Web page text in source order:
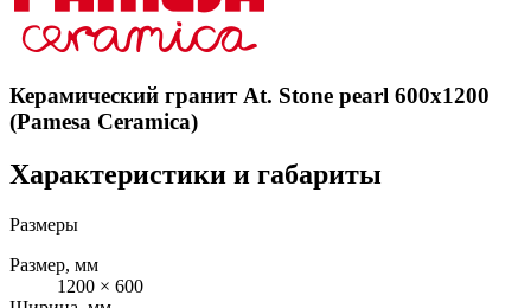
Керамический гранит At. Stone pearl 600x1200
(Pamesa Ceramica)
Характеристики и габариты
Размеры
Размер, мм
1200 × 600